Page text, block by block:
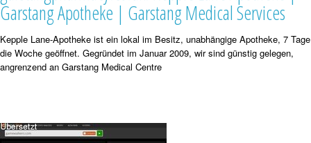
Garstang Apotheke | Garstang Medical Services
Kepple Lane-Apotheke ist ein lokal im Besitz, unabhängige Apotheke, 7 Tage
die Woche geöffnet. Gegründet im Januar 2009, wir sind günstig gelegen,
angrenzend an Garstang Medical Centre